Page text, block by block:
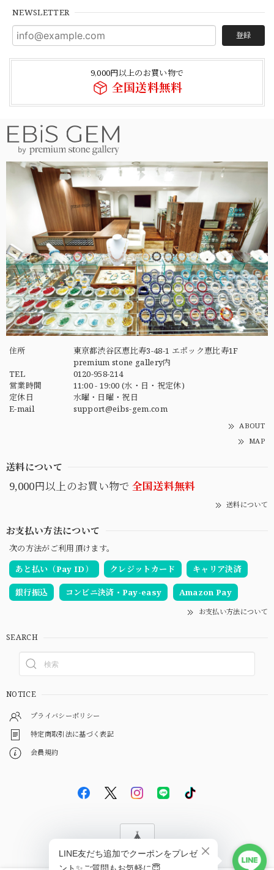
NEWSLETTER
登録
9,000円以上のお買い物で
全国送料無料
住所
東京都渋谷区恵比寿3-48-1 エポック恵比寿1F
premium stone gallery内
TEL
0120-958-214
営業時間
11:00 - 19:00 (水・日・祝定休)
定休日
水曜・日曜・祝日
E-mail
support@eibs-gem.com
ABOUT
MAP
送料について
9,000円以上のお買い物で 全国送料無料
送料について
お支払い方法について
次の方法がご利用頂けます。
あと払い（Pay ID）
クレジットカード キャリア決済
銀行振込 コンビニ決済・Pay-easy Amazon Pay
お支払い方法について
SEARCH
NOTICE
プライバシーポリシー
特定商取引法に基づく表記
会員規約
© EBiS GEM